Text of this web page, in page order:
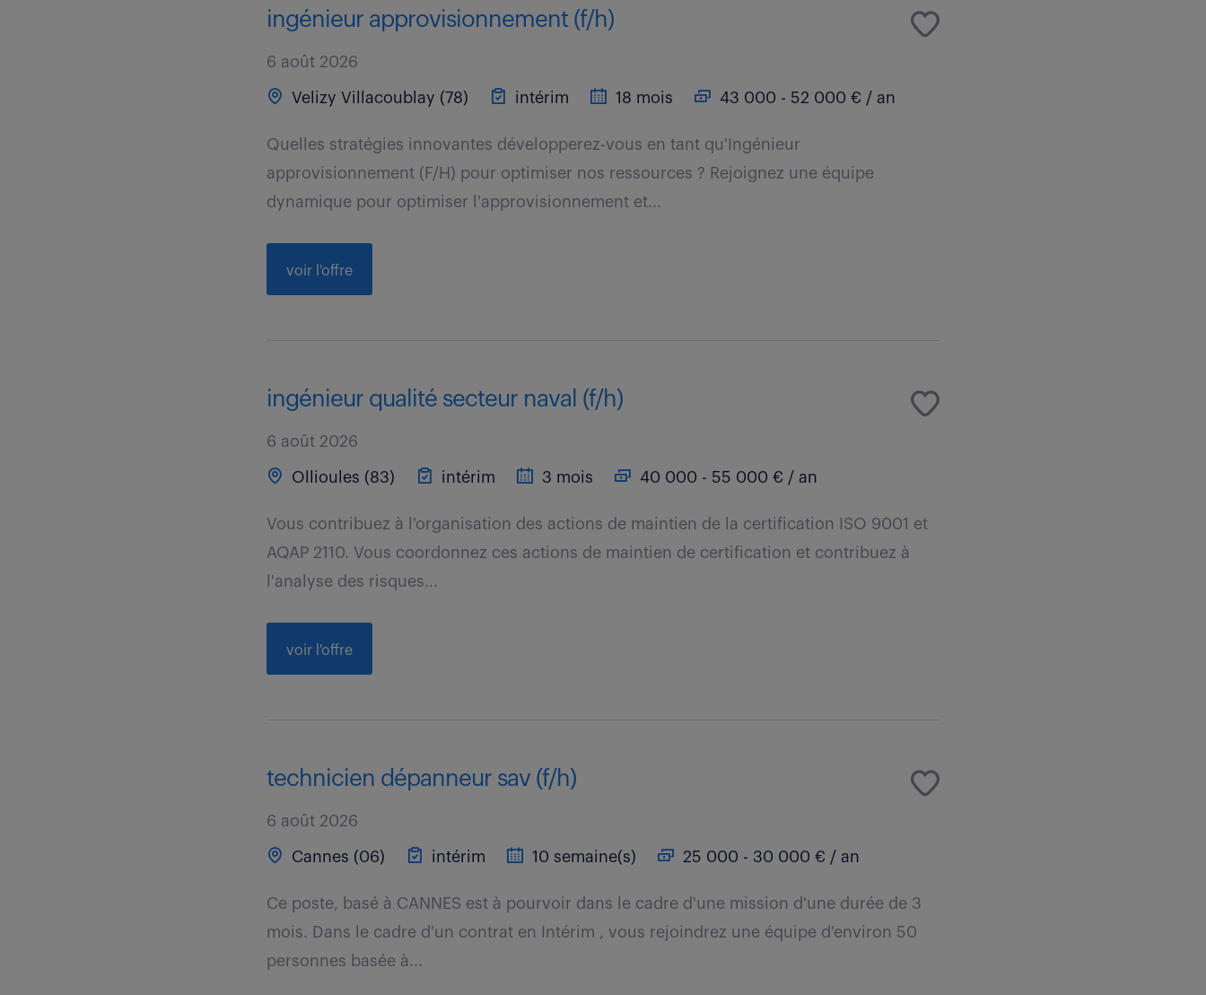
ingénieur approvisionnement (f/h)
6 août 2026
Velizy Villacoublay (78) intérim 18 mois 43 000 - 52 000 € / an
Quelles stratégies innovantes développerez-vous en tant qu'Ingénieur
approvisionnement (F/H) pour optimiser nos ressources ? Rejoignez une équipe
dynamique pour optimiser l'approvisionnement et...
voir l'offre
ingénieur qualité secteur naval (f/h)
6 août 2026
Ollioules (83) intérim 3 mois 40 000 - 55 000 € / an
Vous contribuez à l'organisation des actions de maintien de la certification ISO 9001 et
AQAP 2110. Vous coordonnez ces actions de maintien de certification et contribuez à
l'analyse des risques...
voir l'offre
technicien dépanneur sav (f/h)
6 août 2026
Cannes (06) intérim 10 semaine(s) 25 000 - 30 000 € / an
Ce poste, basé à CANNES est à pourvoir dans le cadre d'une mission d'une durée de 3
mois. Dans le cadre d'un contrat en Intérim , vous rejoindrez une équipe d'environ 50
personnes basée à...